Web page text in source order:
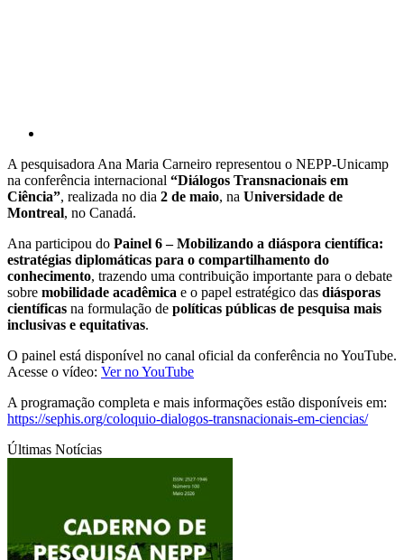
A pesquisadora Ana Maria Carneiro representou o NEPP-Unicamp
na conferência internacional “Diálogos Transnacionais em
Ciência”, realizada no dia 2 de maio, na Universidade de
Montreal, no Canadá.
Ana participou do Painel 6 – Mobilizando a diáspora científica:
estratégias diplomáticas para o compartilhamento do
conhecimento, trazendo uma contribuição importante para o debate
sobre mobilidade acadêmica e o papel estratégico das diásporas
científicas na formulação de políticas públicas de pesquisa mais
inclusivas e equitativas.
O painel está disponível no canal oficial da conferência no YouTube.
Acesse o vídeo: Ver no YouTube
A programação completa e mais informações estão disponíveis em:
https://sephis.org/coloquio-dialogos-transnacionais-em-ciencias/
Últimas Notícias